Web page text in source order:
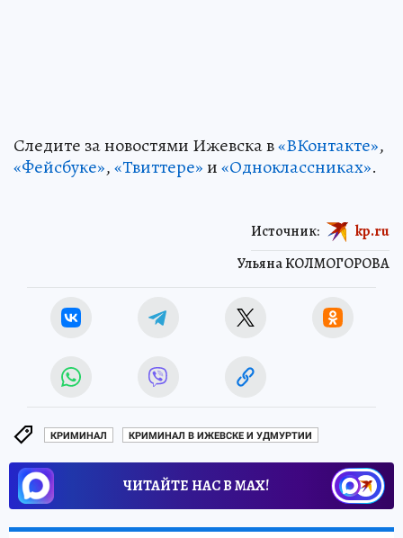
Следите за новостями Ижевска в«ВКонтакте»,
«Фейсбуке»,«Твиттере»и«Одноклассниках».
Ульяна КОЛМОГОРОВА
Источник: kp.ru
КРИМИНАЛ КРИМИНАЛ В ИЖЕВСКЕ И УДМУРТИИ
ЧИТАЙТЕ НАС В МАХ!